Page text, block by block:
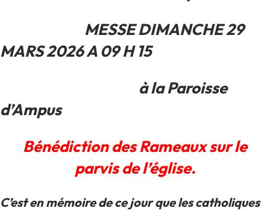
MESSE DIMANCHE 29
MARS 2026 A 09 H 15
à la Paroisse
d’Ampus
Bénédiction des Rameaux sur le
parvis de l’église.
C’est en mémoire de ce jour que les catholiques